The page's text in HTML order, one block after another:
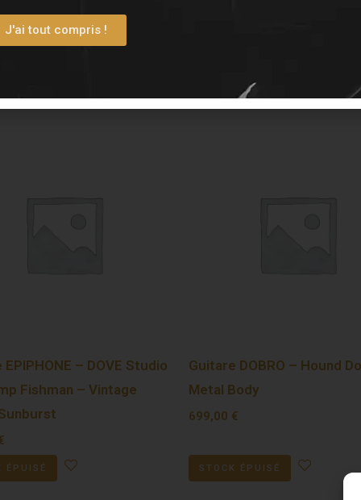
– DOVE Studio
Fishman – Vintage
ÉPUISÉ
Guitare DOBRO – Hound
Metal Body
699,00 €
STOCK ÉPUISÉ
J'ai tout compris !